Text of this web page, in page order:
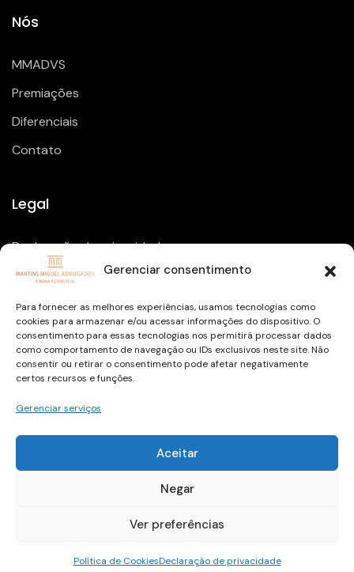
Gerenciar consentimento
Para fornecer as melhores experiências, usamos tecnologias como
cookies para armazenar e/ou acessar informações do dispositivo. O
consentimento para essas tecnologias nos permitirá processar dados
como comportamento de navegação ou IDs exclusivos neste site. Não
consentir ou retirar o consentimento pode afetar negativamente
certos recursos e funções.
Gerenciar serviços
Aceitar
Negar
Ver preferências
Política de CookiesDeclaração de privacidade
Nós
MMADVS
Premiações
Diferenciais
Contato
Legal
Declaração de privacidade
Política de Cookies
Isenção de Responsabilidade
Termos e condições
Copyright © 2026 todos os direitos reservados
Desenvolvido pordani.santis/balako.digital